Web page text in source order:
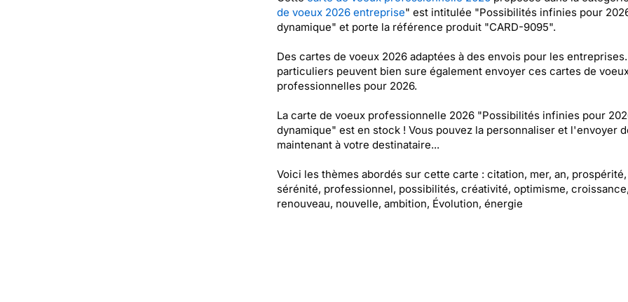
de voeux 2026 entreprise" est intitulée "Possibilités infinies pour
dynamique" et porte la référence produit "CARD-9095".
Des cartes de voeux 2026 adaptées à des envois pour les
particuliers peuvent bien sure également envoyer ces cartes de
professionnelles pour 2026.
La carte de voeux professionnelle 2026 "Possibilités infinies pour
dynamique" est en stock ! Vous pouvez la personnaliser et l'envoyer
maintenant à votre destinataire...
Voici les thèmes abordés sur cette carte : citation, mer, an, prospérité,
sérénité, professionnel, possibilités, créativité, optimisme, croissance,
renouveau, nouvelle, ambition, Évolution, énergie